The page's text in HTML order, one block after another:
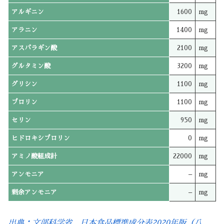
アルギニン 1600 mg
アラニン 1400 mg
アスパラギン酸 2100 mg
グルタミン酸 3200 mg
グリシン 1100 mg
プロリン 1100 mg
セリン 950 mg
ヒドロキシプロリン 0 mg
アミノ酸組成計 22000 mg
アンモニア – mg
剰余アンモニア – mg